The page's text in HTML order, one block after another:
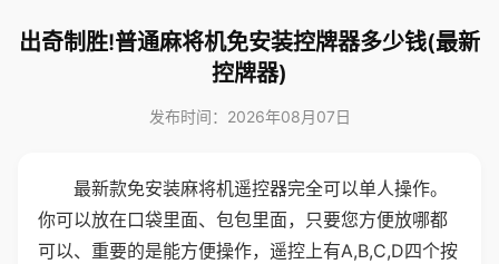
出奇制胜!普通麻将机免安装控牌器多少钱(最新
控牌器)
发布时间：2026年08月07日
最新款免安装麻将机遥控器完全可以单人操作。
你可以放在口袋里面、包包里面，只要您方便放哪都
可以、重要的是能方便操作，遥控上有A,B,C,D四个按